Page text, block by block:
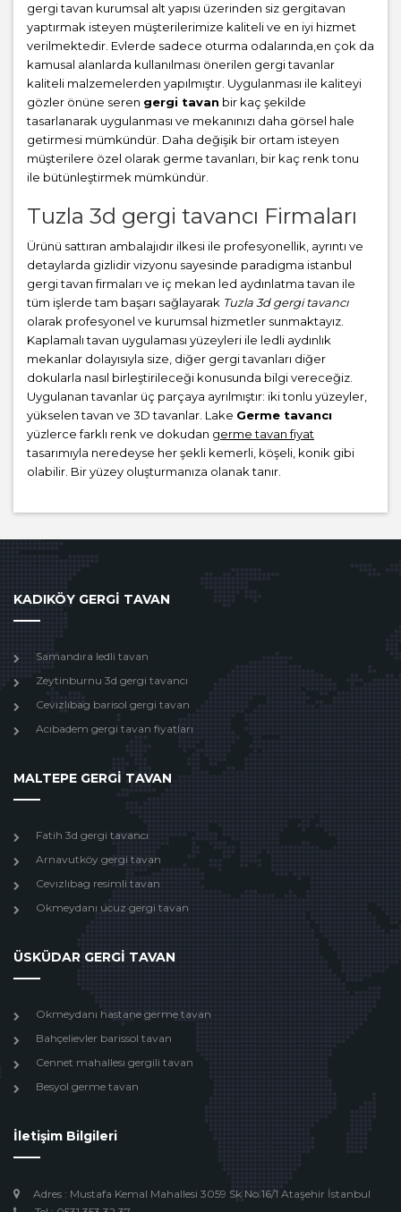
gergi tavan kurumsal alt yapısı üzerinden siz gergitavan
yaptırmak isteyen müşterilerimize kaliteli ve en iyi hizmet
verilmektedir. Evlerde sadece oturma odalarında,en çok da
kamusal alanlarda kullanılması önerilen gergi tavanlar
kaliteli malzemelerden yapılmıştır. Uygulanması ile kaliteyi
gözler önüne seren gergi tavan bir kaç şekilde
tasarlanarak uygulanması ve mekanınızı daha görsel hale
getirmesi mümkündür. Daha değişik bir ortam isteyen
müşterilere özel olarak germe tavanları, bir kaç renk tonu
ile bütünleştirmek mümkündür.
Tuzla 3d gergi tavancı Firmaları
Ürünü sattıran ambalajıdır ilkesi ile profesyonellik, ayrıntı ve
detaylarda gizlidir vizyonu sayesinde paradigma istanbul
gergi tavan firmaları ve iç mekan led aydınlatma tavan ile
tüm işlerde tam başarı sağlayarak Tuzla 3d gergi tavancı
olarak profesyonel ve kurumsal hizmetler sunmaktayız.
Kaplamalı tavan uygulaması yüzeyleri ile ledli aydınlık
mekanlar dolayısıyla size, diğer gergi tavanları diğer
dokularla nasıl birleştirileceği konusunda bilgi vereceğiz.
Uygulanan tavanlar üç parçaya ayrılmıştır: iki tonlu yüzeyler,
yükselen tavan ve 3D tavanlar. Lake Germe tavancı
yüzlerce farklı renk ve dokudan germe tavan fiyat
tasarımıyla neredeyse her şekli kemerli, köşeli, konik gibi
olabilir. Bir yüzey oluşturmanıza olanak tanır.
KADIKÖY GERGİ TAVAN
Samandıra ledli tavan
Zeytinburnu 3d gergi tavancı
Cevızlıbag barisol gergi tavan
Acıbadem gergi tavan fiyatları
MALTEPE GERGİ TAVAN
Fatih 3d gergi tavancı
Arnavutköy gergi tavan
Cevızlıbag resimli tavan
Okmeydanı ucuz gergi tavan
ÜSKÜDAR GERGİ TAVAN
Okmeydanı hastane germe tavan
Bahçelievler barissol tavan
Cennet mahallesı gergili tavan
Besyol germe tavan
İletişim Bilgileri
Adres : Mustafa Kemal Mahallesi 3059 Sk No:16/1 Ataşehir İstanbul